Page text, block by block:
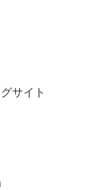
サイト